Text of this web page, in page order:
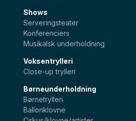
Shows
Serveringsteater
Konferenciers
Musikalsk underholdning
Voksentrylleri
Close-up trylleri
Børneunderholdning
Børnetrylleri
Ballonklovne